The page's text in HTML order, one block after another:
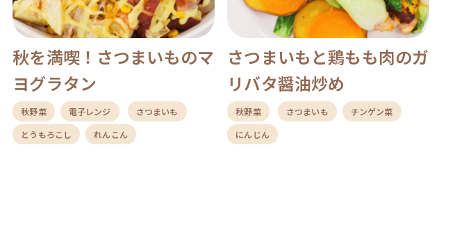
秋を満喫！さつまいものマ
ヨグラタン
秋野菜 電子レンジ
さつまいも
とうもろこし
れんこん
さつまいもと鶏もも肉のガ
リバタ醤油炒め
秋野菜 さつまいも
チンゲン菜
にんじん